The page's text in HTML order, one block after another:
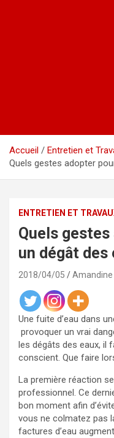
Accueil
Entretien et
Quels gestes adopter
ENTRETIEN ET
Quels
un dégât des
2018/04/05 Amandine
Une fuite d’eau dans
provoquer un vrai
les dégâts des eaux, il
conscient. Que faire
La première réaction
professionnel. Ce
bon moment afin
vous ne colmatez pas
factures d’eau